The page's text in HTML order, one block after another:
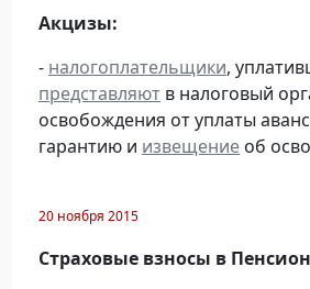
Акцизы:
- налогоплательщики,
представляют в налоговый
освобождения от уплаты
гарантию и извещение об
20 ноября 2015
Страховые взносы в